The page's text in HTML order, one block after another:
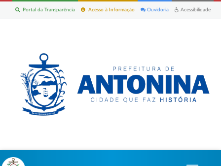
Acessibilidade
Ouvidoria
Acesso à Informação
Portal da Transparência